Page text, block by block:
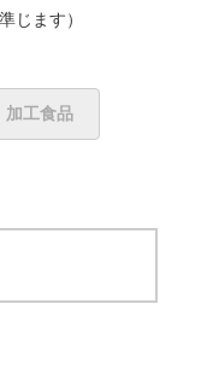
じます）
加工食品